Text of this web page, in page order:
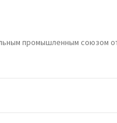
промышленным союзом